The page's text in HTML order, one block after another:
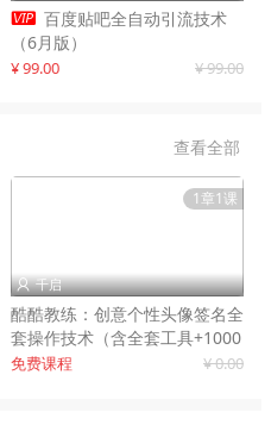
 百度贴吧全自动引流技术
（6月版）
¥ 99.00 ¥ 99.00
查看全部
1章1课
 千启
酷酷教练：创意个性头像签名全
套操作技术（含全套工具+1000
套模板）
免费课程 ¥ 0.00